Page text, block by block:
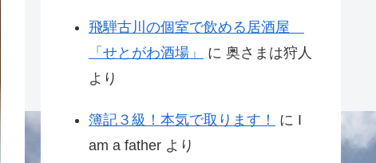
飛騨古川の個室で飲める居酒屋
「せとがわ酒場」
に 奥さまは狩人
より
簿記３級！本気で取ります！ に I
am a father より